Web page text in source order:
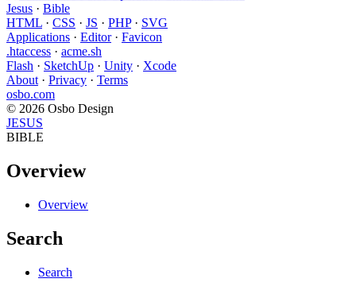
Jesus · Bible
HTML · CSS · JS · PHP· SVG
Applications · Editor· Favicon
.htaccess · acme.sh
Flash · SketchUp · Unity · Xcode
About · Privacy · Terms
osbo.com
© 2026 Osbo Design
JESUS
BIBLE
Overview
Overview
Search
Search